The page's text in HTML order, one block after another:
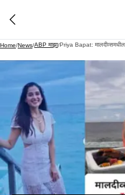
Home/News/ABP माझा/Priya Bapat: मालदीव्समधील